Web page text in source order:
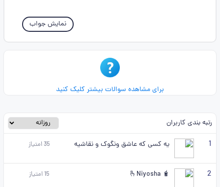
نمایش جواب
برای مشاهده سوالات بیشتر کلیک کنید
رتبه بندی کاربران
1 یه کسی که عاشق ونگوک و نقاشیه 35امتیاز
2
🫰Niyosha 🧋
15امتیاز